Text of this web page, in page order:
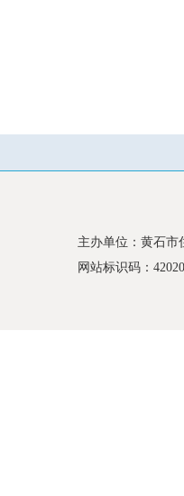
主办单位：黄石市
网站标识码：